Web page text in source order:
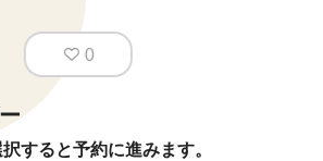
0
すると予約に進みます。